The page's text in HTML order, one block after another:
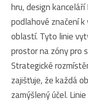
hru, design
podlahové značení k
oblastí. Tyto linie
prostor na zóny pro
Strategické
zajišťuje, že každá
zamýšlený účel.